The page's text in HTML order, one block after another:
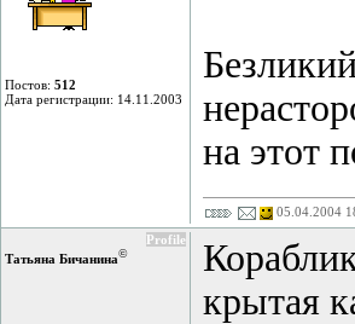
Постов: 512
Дата регистрации: 14.11.2003
на этот
05.04.2004
Profile
Татьяна Бичанина©
крытая